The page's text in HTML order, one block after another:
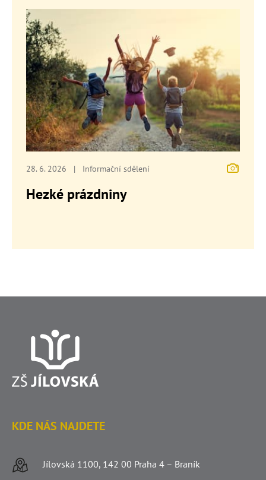
28. 6. 2026 | Informační sdělení
Hezké prázdniny
KDE NÁS NAJDETE
Jílovská 1100, 142 00 Praha 4 – Braník